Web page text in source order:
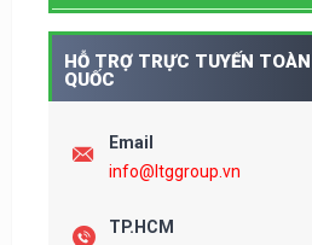
HỖ TRỢ TRỰC TUYẾN TOÀN
QUỐC
Email
info@ltggroup.vn
TP.HCM